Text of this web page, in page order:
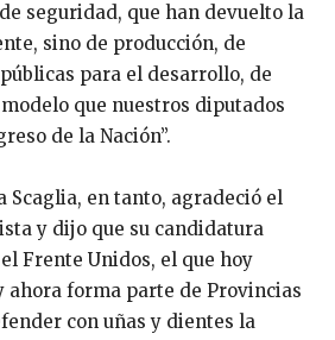
seguridad, que han devuelto la
sino de producción, de
para el desarrollo, de
que nuestros diputados
de la Nación”.
Scaglia, en tanto, agradeció el
y dijo que su candidatura
Frente Unidos, el que hoy
ahora forma parte de Provincias
con uñas y dientes la